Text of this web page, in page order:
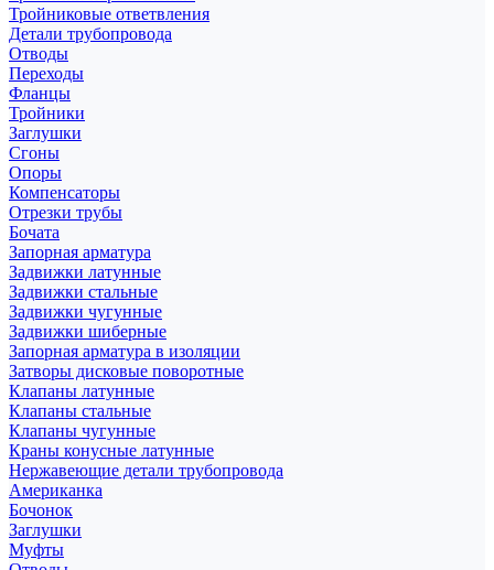
Тройниковые ответвления
Детали трубопровода
Отводы
Переходы
Фланцы
Тройники
Заглушки
Сгоны
Опоры
Компенсаторы
Отрезки трубы
Бочата
Запорная арматура
Задвижки латунные
Задвижки стальные
Задвижки чугунные
Задвижки шиберные
Запорная арматура в изоляции
Затворы дисковые поворотные
Клапаны латунные
Клапаны стальные
Клапаны чугунные
Краны конусные латунные
Нержавеющие детали трубопровода
Американка
Бочонок
Заглушки
Муфты